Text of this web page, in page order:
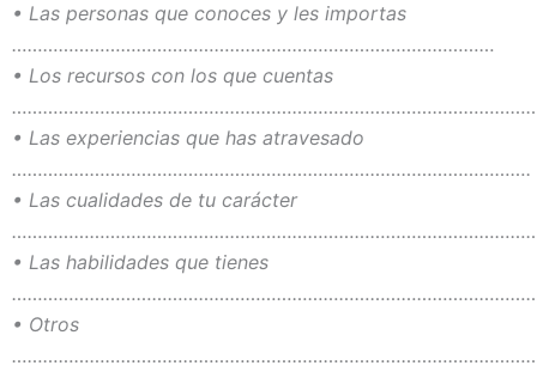
• Las personas que conoces y les importas
…………………………………………………………………………………
• Los recursos con los que cuentas
• Las experiencias que has atravesado
……………………………………………………………………………………….
• Las cualidades de tu carácter
• Las habilidades que tienes
• Otros